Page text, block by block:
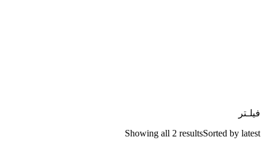
فیلـتر
Showing all 2 resultsSorted by latest